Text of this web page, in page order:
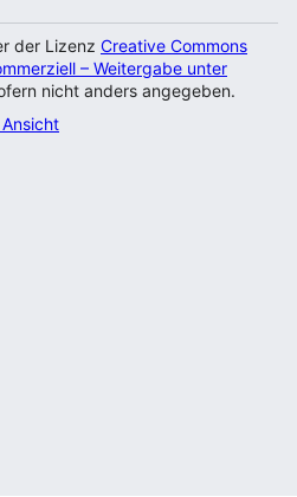
der Lizenz Creative Commons
– Weitergabe unter
nicht anders angegeben.